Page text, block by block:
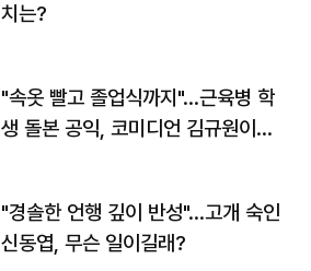
치는?
"속옷 빨고 졸업식까지"…근육병 학
생 돌본 공익, 코미디언 김규원이었
"경솔한 언행 깊이 반성"…고개 숙인
신동엽, 무슨 일이길래?